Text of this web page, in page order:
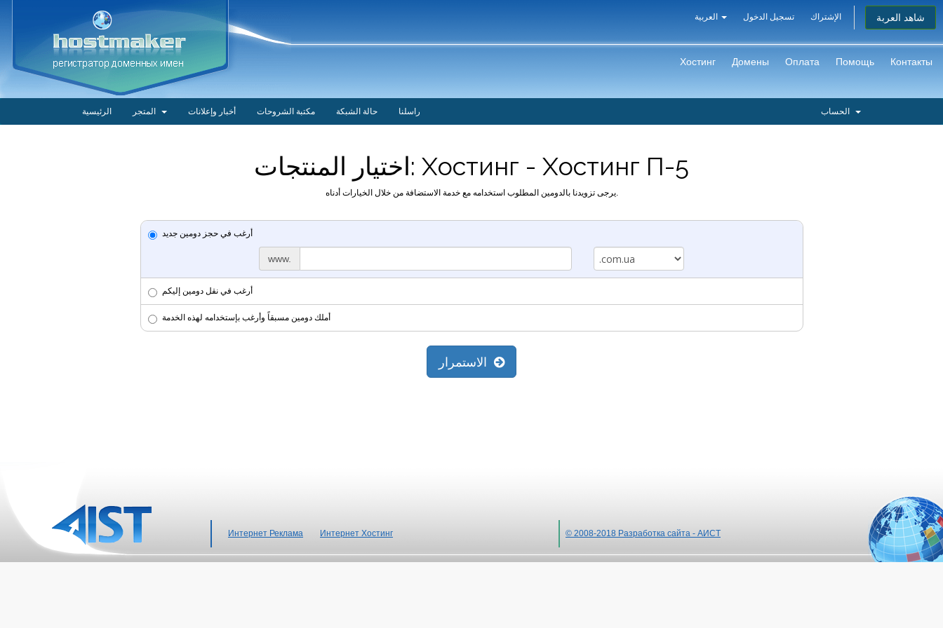
تسجيل الدخول الإشتراك شاهد العربة
Хостинг Домены Оплата Помощь Контакты
الرئيسية أخبار وإعلانات مكتبة الشروحات حالة الشبكة راسلنا
اختيار المنتجات: Хостинг - Хостинг П-5
يرجى تزويدنا بالدومين المطلوب استخدامه مع خدمة الاستضافة من خلال الخيارات أدناه.
أرغب في حجز دومين جديد
www.
أرغب في نقل دومين إليكم
أملك دومين مسبقاً وأرغب بإستخدامه لهذه الخدمة
Интернет Реклама Интернет Хостинг © 2008-2018 Разработка сайта - АИСТ